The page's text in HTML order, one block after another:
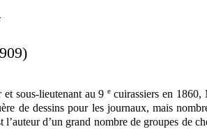
et sous-lieutenant au 9e cuirassiers en 1860,
de dessins pour les journaux, mais
d’un grand nombre de groupes de